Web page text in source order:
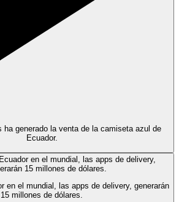
ha generado la venta de la camiseta azul de
Ecuador.
en el mundial, las apps de delivery, generarán
15 millones de dólares.